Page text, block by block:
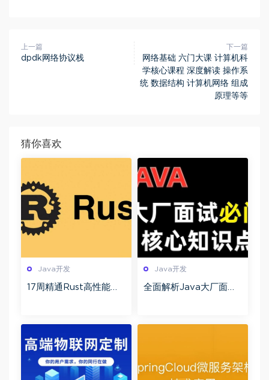
上一篇
dpdk网络协议栈
下一篇
网络基础 六门大课 计算机科
学核心课程 深度解读 操作系
统 数据结构 计算机网络 组成
原理等等
猜你喜欢
Java开发
17周精通Rust高性能与
I工具到跨端应用
Java开发
全面解析Java大厂面试
例深度剖析